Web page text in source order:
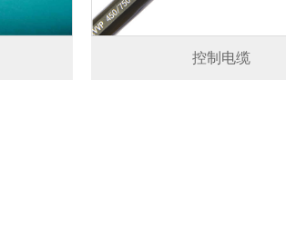
控制电缆